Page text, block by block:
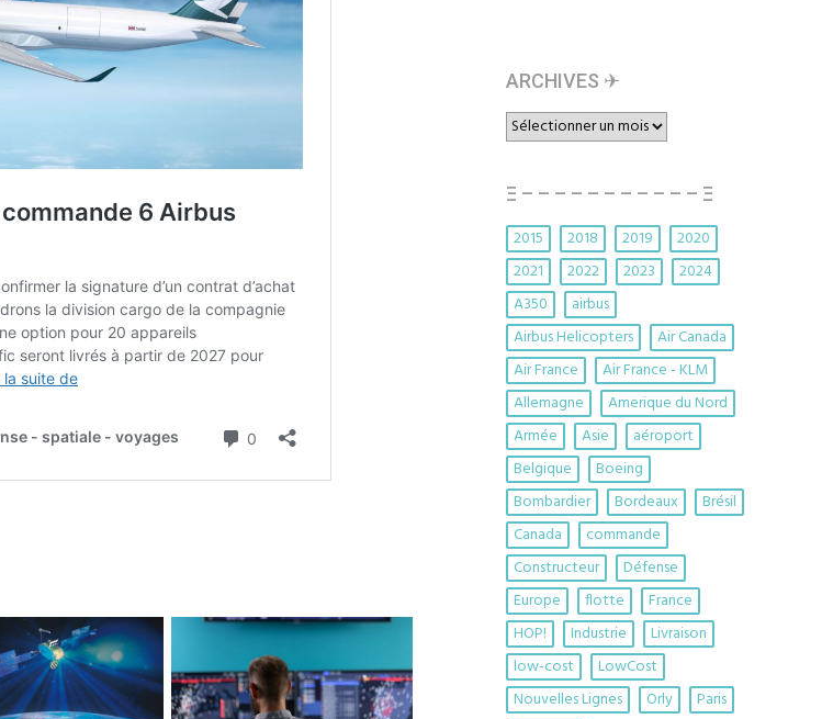
ARCHIVES ✈︎
ARCHIVES
✈︎
Ξ – – – – – – – – – – – Ξ
2015 2018 2019
2020
2021
2022 2023
2024
A350
airbus
Airbus Helicopters
Air Canada
Air France
Air France - KLM
Allemagne
Amerique du Nord
Armée
Asie
aéroport
Belgique
Boeing
Bombardier
Bordeaux
Brésil
Canada
commande
Constructeur
Défense
Europe
flotte
France
HOP!
Industrie
Livraison
low-cost
LowCost
Nouvelles Lignes
Orly
Paris